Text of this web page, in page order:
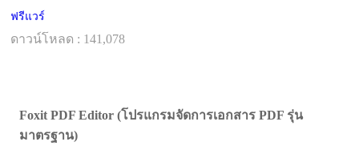
ฟรีแวร์
ดาวน์โหลด : 141,078
Foxit PDF Editor (โปรแกรมจัดการเอกสาร PDF รุ่น
มาตรฐาน)